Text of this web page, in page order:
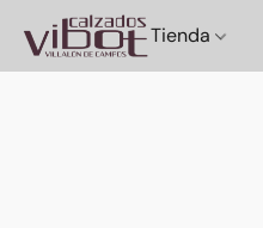
Tienda